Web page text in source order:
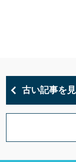
古い記事を